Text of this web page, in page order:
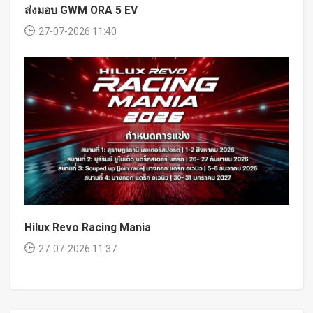
ส่งมอบ GWM ORA 5 EV
27-07-2026 11:40
Hilux Revo Racing Mania
27-07-2026 11:37